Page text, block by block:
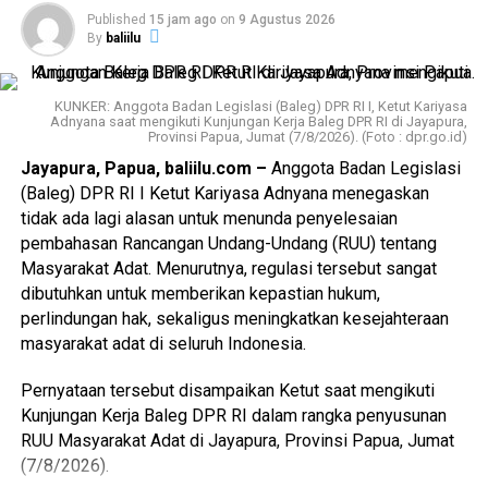
menciptakan iklim usaha yang sehat dan berdaya saing.
Dengan demikian, hubungan industrial di Indonesia dapat
semakin harmonis dan mendukung peningkatan daya saing
nasional di tingkat global.
“Mari kita kawal bersama-sama sehingga perjuangan
baik, lancar, aman, dan tertib tanpa ada hal ataupun
kerusuhan yang justru mencederai apa yang menjadi
perjuangan teman-teman buruh,” tutup Kapolri.(gs/bi)
Advertisements
Advertisements
Advertisements
Dari berbagai paparan narasumber, akademisi, pemerintah
daerah, hingga perwakilan masyarakat adat, Tonny
mengaku terdapat satu poin penting yang menjadi
perhatian Baleg, yakni perlunya pengaturan khusus bagi
daerah yang telah memiliki status otonomi khusus.
“Salah satu poin yang menjadi perhatian kami adalah
mengenai daerah-daerah yang diberikan otonomi khusus
seperti Papua, Aceh, dan Daerah Istimewa Yogyakarta.
Dalam pemberlakuan undang-undang ini tidak bisa
sepenuhnya menggunakan standar nasional, tetapi harus
menyesuaikan karakteristik daerah serta ketentuan yang
sudah diatur dalam undang-undang otonomi khusus
masing-masing,” jelas legislator Fraksi Partai NasDem
Ia menambahkan, RUU Masyarakat Adat perlu
mengakomodasi kekhususan tersebut melalui pengaturan
tersendiri agar tidak menimbulkan tumpang tindih dengan
Published 15 jam ago on 9 Agustus 2026
By baliilu
KUNKER: Anggota Badan Legislasi (Baleg) DPR RI I, Ketut Kariyasa
Adnyana saat mengikuti Kunjungan Kerja Baleg DPR RI di Jayapura,
Provinsi Papua, Jumat (7/8/2026). (Foto : dpr.go.id)
Jayapura, Papua, baliilu.com – Anggota Badan Legislasi
(Baleg) DPR RI I Ketut Kariyasa Adnyana menegaskan
tidak ada lagi alasan untuk menunda penyelesaian
pembahasan Rancangan Undang-Undang (RUU) tentang
Masyarakat Adat. Menurutnya, regulasi tersebut sangat
dibutuhkan untuk memberikan kepastian hukum,
perlindungan hak, sekaligus meningkatkan kesejahteraan
masyarakat adat di seluruh Indonesia.
Pernyataan tersebut disampaikan Ketut saat mengikuti
Kunjungan Kerja Baleg DPR RI dalam rangka penyusunan
RUU Masyarakat Adat di Jayapura, Provinsi Papua, Jumat
(7/8/2026).